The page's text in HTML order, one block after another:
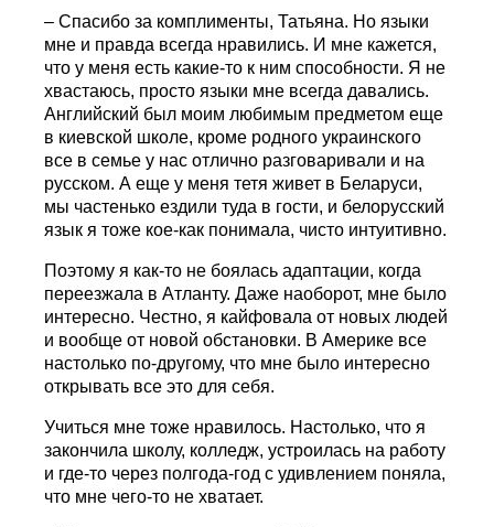
– Спасибо за комплименты, Татьяна. Но языки
мне и правда всегда нравились. И мне кажется,
что у меня есть какие-то к ним способности. Я не
хвастаюсь, просто языки мне всегда давались.
Английский был моим любимым предметом еще
в киевской школе, кроме родного украинского
все в семье у нас отлично разговаривали и на
русском. А еще у меня тетя живет в Беларуси,
мы частенько ездили туда в гости, и белорусский
язык я тоже кое-как понимала, чисто интуитивно.
Поэтому я как-то не боялась адаптации, когда
переезжала в Атланту. Даже наоборот, мне было
интересно. Честно, я кайфовала от новых людей
и вообще от новой обстановки. В Америке все
настолько по-другому, что мне было интересно
открывать все это для себя.
Учиться мне тоже нравилось. Настолько, что я
закончила школу, колледж, устроилась на работу
и где-то через полгода-год с удивлением поняла,
что мне чего-то не хватает.